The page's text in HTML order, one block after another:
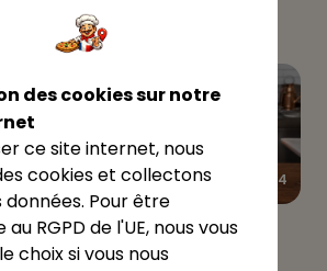
Gex
4.3
Enka
Pizzeria Tof
8
★★★★☆ 4
Pizzeria Tof
Gex
des cookies sur notre
ce site internet, nous
cookies et collectons
Pour être
RGPD de l'UE, nous vous
choix si vous nous